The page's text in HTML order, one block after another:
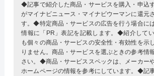
◆記事で紹介した商品・サービスを購入・申込
がマイナビニュース・マイナビウーマンに還元
す。◆特定商品・サービスの広告を行う場合に
情報に「PR」表記を記載します。◆紹介して
も個々の商品・サービスの安全性・有効性を示
りません。商品・サービスを選ぶときの参考情
さい。◆商品・サービススペックは、メーカー
ホームページの情報を参考にしています。◆記